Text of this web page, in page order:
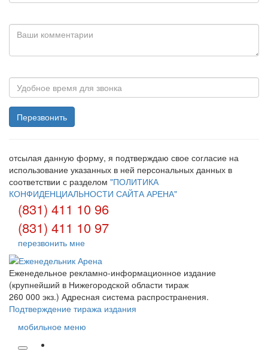
отсылая данную форму, я подтверждаю свое согласие на
использование указанных в ней персональных данных в
соответствии с разделом "ПОЛИТИКА
КОНФИДЕНЦИАЛЬНОСТИ САЙТА АРЕНА"
(831) 411 10 96
(831) 411 10 97
перезвонить мне
Еженедельное рекламно-информационное издание
(крупнейший в Нижегородской области тираж
260 000 экз.) Адресная система распространения.
Подтверждение тиража издания
мобильное меню